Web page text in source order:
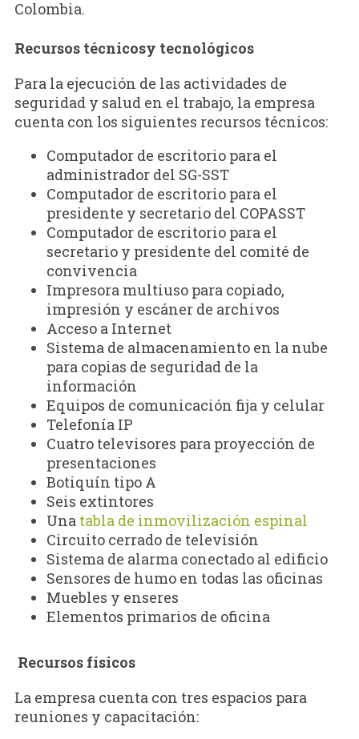
Colombia.
Recursos técnicosy tecnológicos
Para la ejecución de las actividades de
seguridad y salud en el trabajo, la empresa
cuenta con los siguientes recursos técnicos:
Computador de escritorio para el
administrador del SG-SST
Computador de escritorio para el
presidente y secretario del COPASST
Computador de escritorio para el
secretario y presidente del comité de
convivencia
Impresora multiuso para copiado,
impresión y escáner de archivos
Acceso a Internet
Sistema de almacenamiento en la nube
para copias de seguridad de la
información
Equipos de comunicación fija y celular
Telefonía IP
Cuatro televisores para proyección de
presentaciones
Botiquín tipo A
Seis extintores
Una tabla de inmovilización espinal
Circuito cerrado de televisión
Sistema de alarma conectado al edificio
Sensores de humo en todas las oficinas
Muebles y enseres
Elementos primarios de oficina
Recursos físicos
La empresa cuenta con tres espacios para
reuniones y capacitación: